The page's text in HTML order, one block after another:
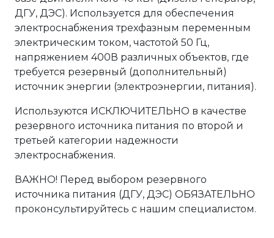
ДГУ, ДЭС). Используется для обеспечения
электроснабжения трехфазным переменным
электрическим током, частотой 50 Гц,
напряжением 400В различных объектов, где
требуется резервный (дополнительный)
источник энергии (электроэнергии, питания).
Используются ИСКЛЮЧИТЕЛЬНО в качестве
резервного источника питания по второй и
третьей категории надежности
электроснабжения.
ВАЖНО! Перед выбором резервного
источника питания (ДГУ, ДЭС) ОБЯЗАТЕЛЬНО
проконсультируйтесь с нашим специалистом.